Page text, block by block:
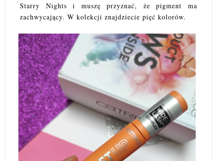
Starry Nights i muszę przyznać, że pigment ma
zachwycający. W kolekcji znajdziecie pięć kolorów.